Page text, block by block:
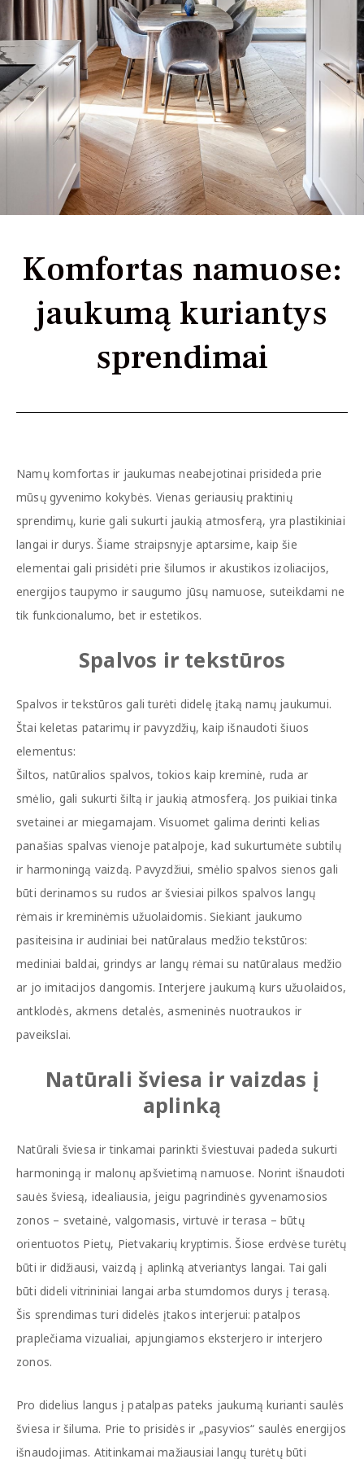
Komfortas namuose:
jaukumą kuriantys
sprendimai
Namų komfortas ir jaukumas neabejotinai prisideda prie
mūsų gyvenimo kokybės. Vienas geriausių praktinių
sprendimų, kurie gali sukurti jaukią atmosferą, yra plastikiniai
langai ir durys. Šiame straipsnyje aptarsime, kaip šie
elementai gali prisidėti prie šilumos ir akustikos izoliacijos,
energijos taupymo ir saugumo jūsų namuose, suteikdami ne
tik funkcionalumo, bet ir estetikos.
Spalvos ir tekstūros
Spalvos ir tekstūros gali turėti didelę įtaką namų jaukumui.
Štai keletas patarimų ir pavyzdžių, kaip išnaudoti šiuos
elementus:
Šiltos, natūralios spalvos, tokios kaip kreminė, ruda ar
smėlio, gali sukurti šiltą ir jaukią atmosferą. Jos puikiai tinka
svetainei ar miegamajam. Visuomet galima derinti kelias
panašias spalvas vienoje patalpoje, kad sukurtumėte subtilų
ir harmoningą vaizdą. Pavyzdžiui, smėlio spalvos sienos gali
būti derinamos su rudos ar šviesiai pilkos spalvos langų
rėmais ir kreminėmis užuolaidomis. Siekiant jaukumo
pasiteisina ir audiniai bei natūralaus medžio tekstūros:
mediniai baldai, grindys ar langų rėmai su natūralaus medžio
ar jo imitacijos dangomis. Interjere jaukumą kurs užuolaidos,
antklodės, akmens detalės, asmeninės nuotraukos ir
paveikslai.
Natūrali šviesa ir vaizdas į
aplinką
Natūrali šviesa ir tinkamai parinkti šviestuvai padeda sukurti
harmoningą ir malonų apšvietimą namuose. Norint išnaudoti
sauės šviesą, idealiausia, jeigu pagrindinės gyvenamosios
zonos – svetainė, valgomasis, virtuvė ir terasa – būtų
orientuotos Pietų, Pietvakarių kryptimis. Šiose erdvėse turėtų
būti ir didžiausi, vaizdą į aplinką atveriantys langai. Tai gali
būti dideli vitrininiai langai arba stumdomos durys į terasą.
Šis sprendimas turi didelės įtakos interjerui: patalpos
praplečiama vizualiai, apjungiamos eksterjero ir interjero
zonos.
Pro didelius langus į patalpas pateks jaukumą kurianti saulės
šviesa ir šiluma. Prie to prisidės ir „pasyvios“ saulės energijos
išnaudojimas. Atitinkamai mažiausiai langų turėtų būti